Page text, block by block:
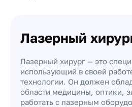
Лазерный
Лазерный хирург — это
использующий в своей
технологии. Он должен
области медицины, оптики,
работать с лазерным